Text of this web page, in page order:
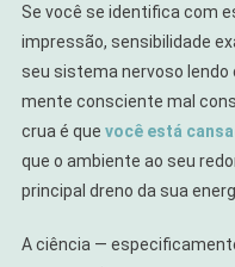
Se você se identifica com
impressão, sensibilidade
seu sistema nervoso lendo
mente consciente mal
crua é que você está
que o ambiente ao seu
principal dreno da sua
A ciência —